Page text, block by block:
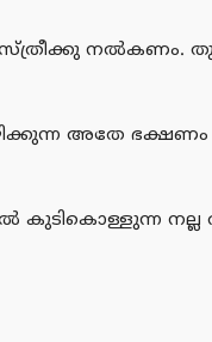
നല്‍കണം.
അതേ
കുടികൊള്ളുന്ന